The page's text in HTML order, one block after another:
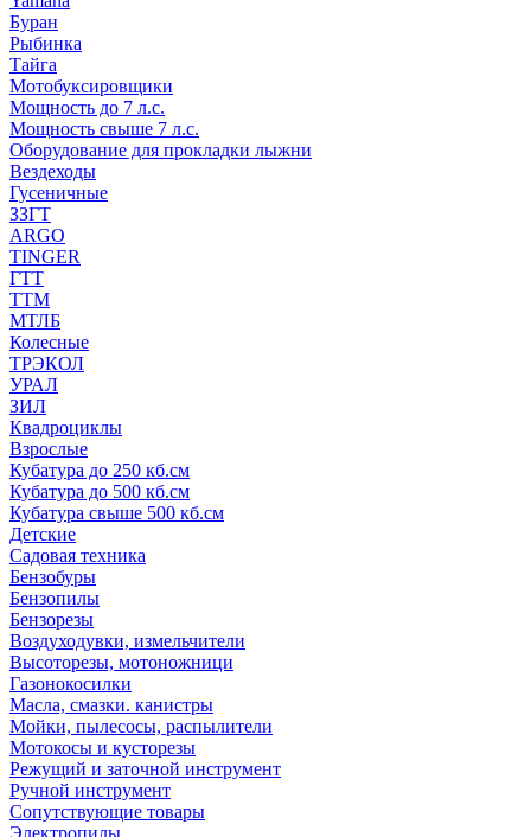
Буран
Рыбинка
Тайга
Мотобуксировщики
Мощность до 7 л.с.
Мощность свыше 7 л.с.
Оборудование для прокладки лыжни
Вездеходы
Гусеничные
ЗЗГТ
ARGO
TINGER
ГТТ
ТТМ
МТЛБ
Колесные
ТРЭКОЛ
УРАЛ
ЗИЛ
Квадроциклы
Взрослые
Кубатура до 250 кб.см
Кубатура до 500 кб.см
Кубатура свыше 500 кб.см
Детские
Садовая техника
Бензобуры
Бензопилы
Бензорезы
Воздуходувки, измельчители
Высоторезы, мотоножници
Газонокосилки
Масла, смазки. канистры
Мойки, пылесосы, распылители
Мотокосы и кусторезы
Режущий и заточной инструмент
Ручной инструмент
Сопутствующие товары
Электропилы